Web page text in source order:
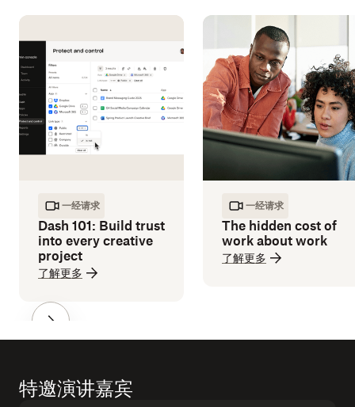
一经请求
Dash 101: Build trust
into every creative
project
了解更多
一经请求
The hidden cost of
work about work
了解更多
特邀演讲嘉宾